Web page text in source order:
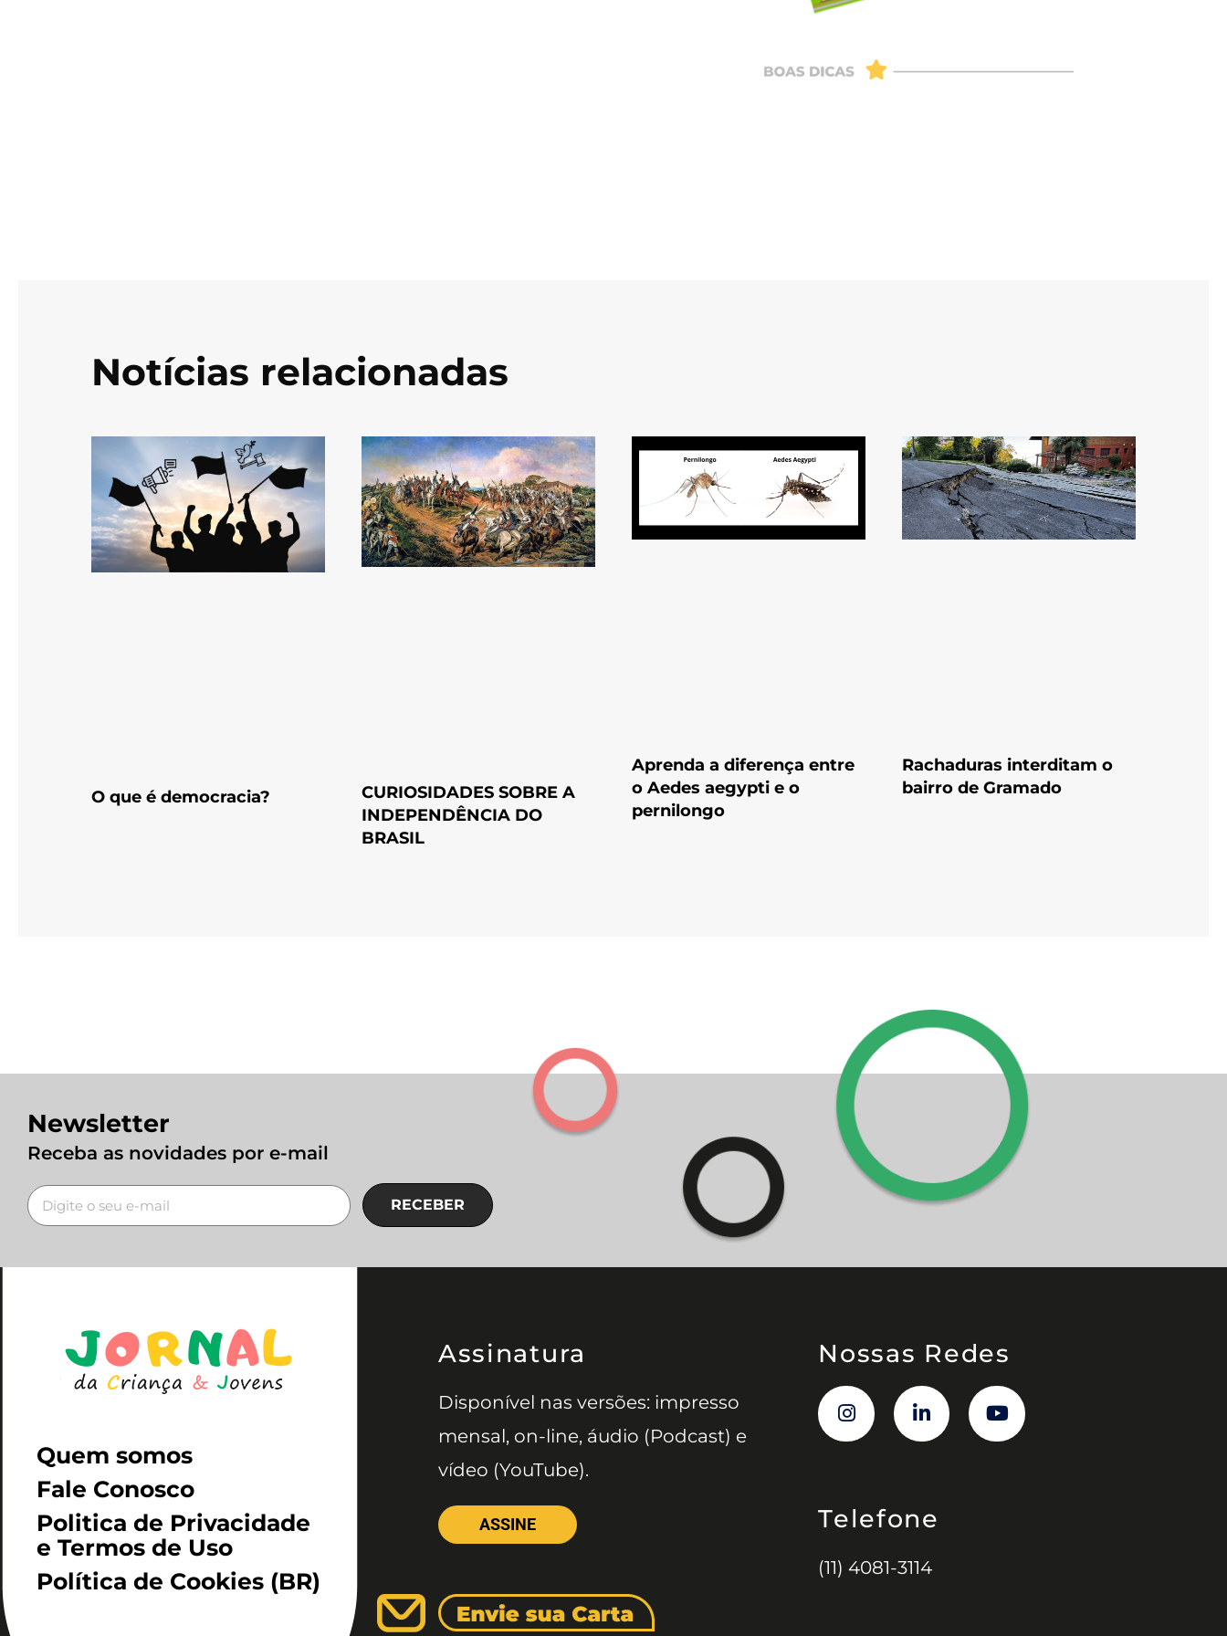
Notícias relacionadas
O que é democracia?
CURIOSIDADES SOBRE A
INDEPENDÊNCIA DO
BRASIL
Aprenda a diferença entre
o Aedes aegypti e o
pernilongo
Rachaduras interditam o
bairro de Gramado
Newsletter
Receba as novidades por e-mail
RECEBER
Quem somos
Fale Conosco
Politica de Privacidade
e Termos de Uso
Política de Cookies (BR)
Assinatura
Disponível nas versões: impresso
mensal, on-line, áudio (Podcast) e
vídeo (YouTube).
ASSINE
Nossas Redes
Telefone
(11) 4081-3114